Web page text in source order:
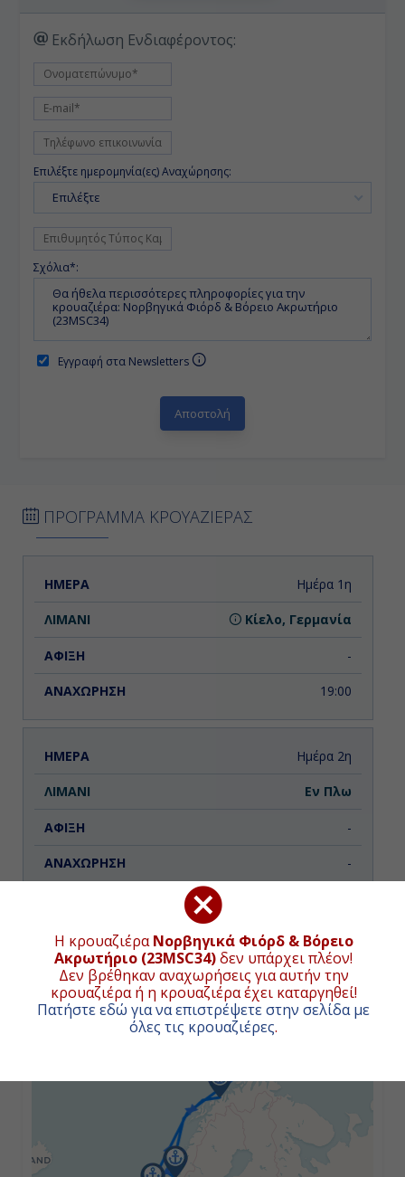
Η κρουαζιέραΝορβηγικά Φιόρδ & Βόρειο
Ακρωτήριo (23MSC34)δεν υπάρχει πλέον!
Δεν βρέθηκαν αναχωρήσεις για αυτήν την
κρουαζιέρα ή η κρουαζιέρα έχει καταργηθεί!
Πατήστε εδώ για να επιστρέψετε στην σελίδα με
όλες τις κρουαζιέρες.
Εκδήλωση Ενδιαφέροντος:
Επιλέξτε ημερομηνία(ες) Αναχώρησης:
Επιλέξτε
Σχόλια*:
Εγγραφή στα Newsletters
ΠΡΟΓΡΑΜΜΑ ΚΡΟΥΑΖΙΕΡΑΣ
ΗΜΕΡΑ ΑΝΑΧΩΡΗΣΗ
Ημέρα 1η
Κίελο, Γερμανία
-
19:00
Ημέρα 2η
Εν Πλω
-
-
Μπέργκεν, Νορβηγία
08:00
Εν Πλω
ΧΑΡΤΗΣ ΚΡΟΥΑΖΙΕΡΑΣ